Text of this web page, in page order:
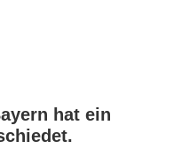
hat ein